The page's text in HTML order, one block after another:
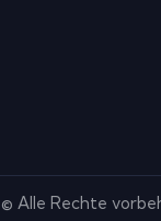
© Alle Rechte